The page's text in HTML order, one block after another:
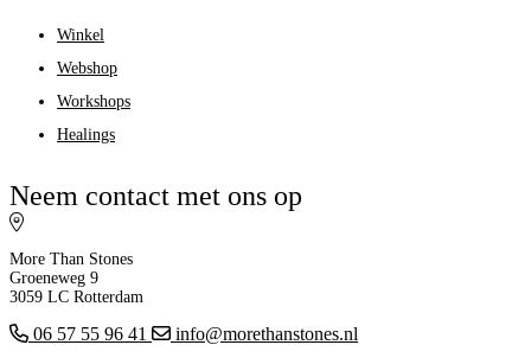
Winkel
Webshop
Workshops
Healings
Neem contact met ons op
More Than Stones
Groeneweg 9
3059 LC Rotterdam
06 57 55 96 41 info@morethanstones.nl